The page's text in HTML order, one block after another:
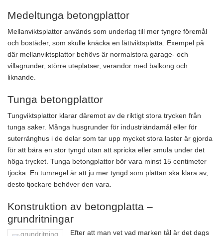
Medeltunga betongplattor
Mellanviktsplattor används som underlag till mer tyngre föremål
och bostäder, som skulle knäcka en lättviktsplatta. Exempel på
där mellanviktsplattor behövs är normalstora garage- och
villagrunder, större uteplatser, verandor med balkong och
liknande.
Tunga betongplattor
Tungviktsplattor klarar däremot av de riktigt stora trycken från
tunga saker. Många husgrunder för industriändamål eller för
suterränghus i de delar som tar upp mycket stora laster är gjorda
för att bära en stor tyngd utan att spricka eller smula under det
höga trycket. Tunga betongplattor bör vara minst 15 centimeter
tjocka. En tumregel är att ju mer tyngd som plattan ska klara av,
desto tjockare behöver den vara.
Konstruktion av betongplatta –
grundritningar
Efter att man vet vad marken tål är det dags